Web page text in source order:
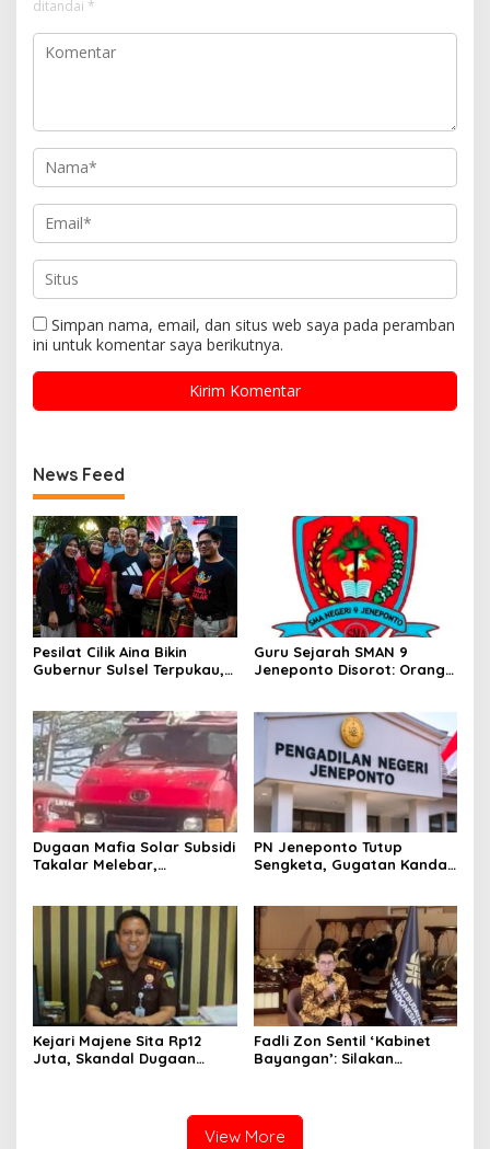
ditandai *
Simpan nama, email, dan situs web saya pada peramban
ini untuk komentar saya berikutnya.
News Feed
Pesilat Cilik Aina Bikin
Gubernur Sulsel Terpukau,
Kemanusiaan
Guru Sejarah SMAN 9
Jeneponto Disorot: Orang
Bungkam
Dugaan Mafia Solar Subsidi
Takalar Melebar,
PN Jeneponto Tutup
Sengketa, Gugatan Kandas
Kejari Majene Sita Rp12
Juta, Skandal Dugaan
Fadli Zon Sentil ‘Kabinet
Bayangan’: Silakan
View More